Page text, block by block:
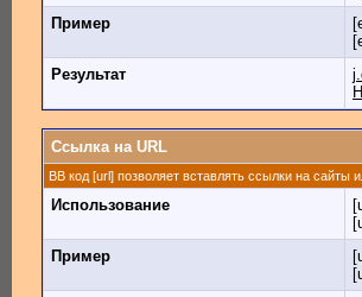
Пример
Результат
Ссылка на URL
BB код [url] позволяет вставлять ссылки на
Использование
Пример